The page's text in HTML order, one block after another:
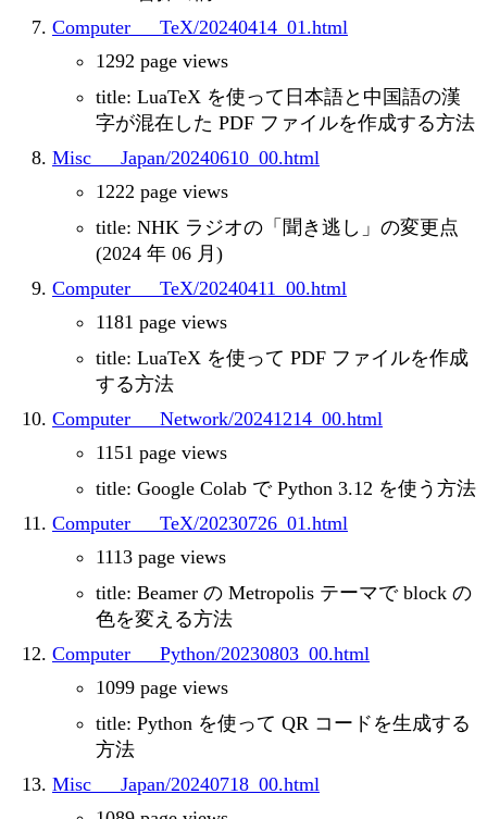
Computer___TeX/20240414_01.html
1292 page views
title: LuaTeX を使って日本語と中国語の漢
字が混在した PDF ファイルを作成する方法
Misc___Japan/20240610_00.html
1222 page views
title: NHK ラジオの「聞き逃し」の変更点
(2024 年 06 月)
Computer___TeX/20240411_00.html
1181 page views
title: LuaTeX を使って PDF ファイルを作成
する方法
Computer___Network/20241214_00.html
1151 page views
title: Google Colab で Python 3.12 を使う方法
Computer___TeX/20230726_01.html
1113 page views
title: Beamer の Metropolis テーマで block の
色を変える方法
Computer___Python/20230803_00.html
1099 page views
title: Python を使って QR コードを生成する
方法
Misc___Japan/20240718_00.html